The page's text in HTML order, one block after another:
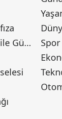
Canan Barlas ile Gündem
Spor